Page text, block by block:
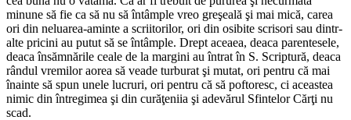
minune să fie ca să nu să întâmple vreo greşeală şi mai mică, carea
ori din neluarea-aminte a scriitorilor, ori din osibite scrisori sau dintr-
alte pricini au putut să se întâmple. Drept aceaea, deaca parentesele,
deaca însămnările ceale de la margini au întrat în S. Scriptură, deaca
rândul vremilor aorea să veade turburat şi mutat, ori pentru că mai
înainte să spun unele lucruri, ori pentru că să poftoresc, ci aceastea
nimic din întregimea şi din curăţeniia şi adevărul Sfintelor Cărţi nu
scad.